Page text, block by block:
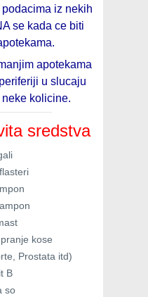
iz nekih
se kada ce biti
apotekama
u slucaju
kolicine.
sredstva
kose
Prostata itd)
B
so